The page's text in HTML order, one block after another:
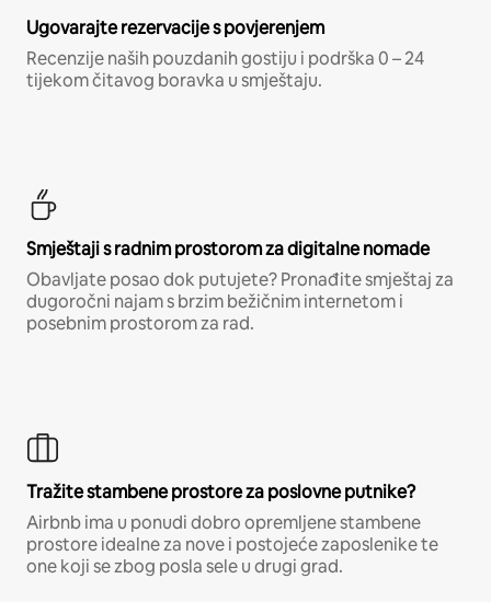
Ugovarajte rezervacije s povjerenjem
Recenzije naših pouzdanih gostiju i podrška 0 – 24
tijekom čitavog boravka u smještaju.
Smještaji s radnim prostorom za digitalne nomade
Obavljate posao dok putujete? Pronađite smještaj za
dugoročni najam s brzim bežičnim internetom i
posebnim prostorom za rad.
Tražite stambene prostore za poslovne putnike?
Airbnb ima u ponudi dobro opremljene stambene
prostore idealne za nove i postojeće zaposlenike te
one koji se zbog posla sele u drugi grad.